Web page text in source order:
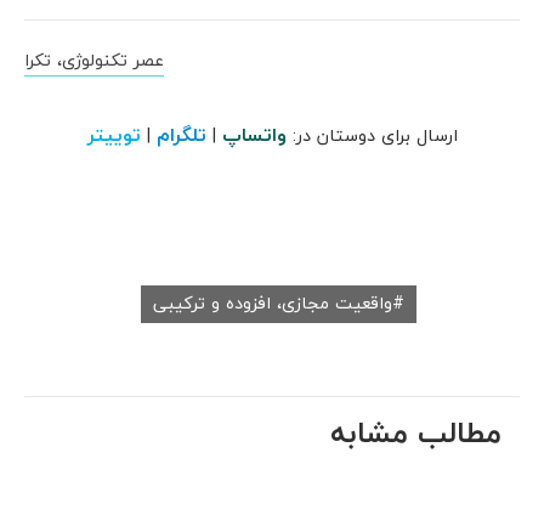
عصر تکنولوژی، تکرا
ارسال برای دوستان در: واتساپ | تلگرام | توییتر
واقعیت مجازی، افزوده و ترکیبی
مطالب مشابه